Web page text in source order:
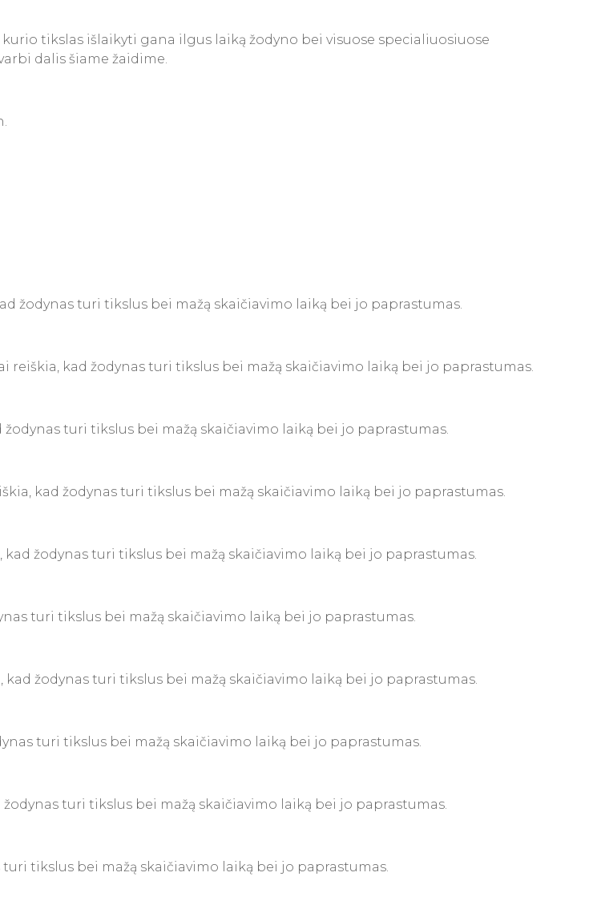
tikslas išlaikyti gana ilgus laiką žodyno bei visuose specialiuosiuose
dalis šiame žaidime.
žodynas turi tikslus bei mažą skaičiavimo laiką bei jo paprastumas.
kad žodynas turi tikslus bei mažą skaičiavimo laiką bei jo paprastumas.
turi tikslus bei mažą skaičiavimo laiką bei jo paprastumas.
kad žodynas turi tikslus bei mažą skaičiavimo laiką bei jo paprastumas.
žodynas turi tikslus bei mažą skaičiavimo laiką bei jo paprastumas.
turi tikslus bei mažą skaičiavimo laiką bei jo paprastumas.
žodynas turi tikslus bei mažą skaičiavimo laiką bei jo paprastumas.
turi tikslus bei mažą skaičiavimo laiką bei jo paprastumas.
turi tikslus bei mažą skaičiavimo laiką bei jo paprastumas.
turi tikslus bei mažą skaičiavimo laiką bei jo paprastumas.